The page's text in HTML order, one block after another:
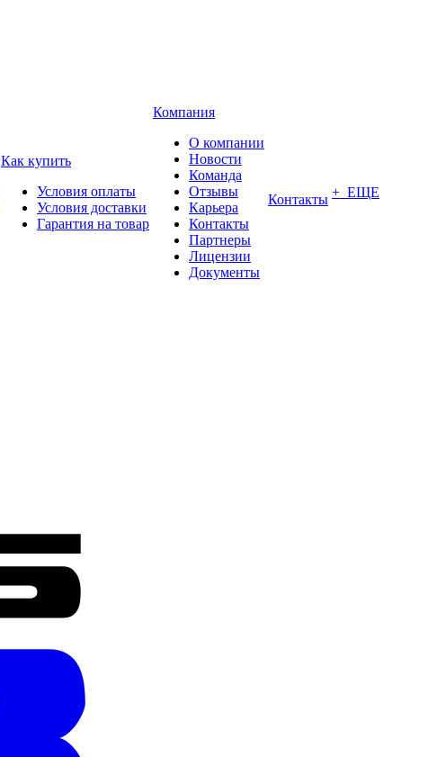
Как купить
Условия оплаты
Условия доставки
Гарантия на товар
Компания
О компании
Новости
Команда
Отзывы
Карьера
Контакты
Партнеры
Лицензии
Документы
Контакты + ЕЩЕ